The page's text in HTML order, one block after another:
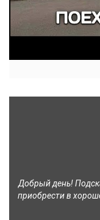
Добрый день!
приобрести в